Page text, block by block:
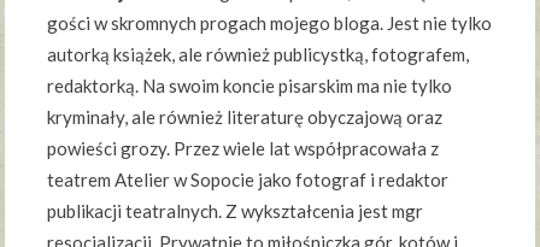
gości w skromnych progach mojego bloga. Jest nie tylko
autorką książek, ale również publicystką, fotografem,
redaktorką. Na swoim koncie pisarskim ma nie tylko
kryminały, ale również literaturę obyczajową oraz
powieści grozy. Przez wiele lat współpracowała z
teatrem Atelier w Sopocie jako fotograf i redaktor
publikacji teatralnych. Z wykształcenia jest mgr
resocjalizacji. Prywatnie to miłośniczka gór, kotów i